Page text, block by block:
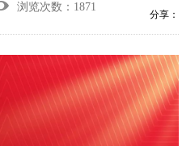
浏览次数：1871
分享：